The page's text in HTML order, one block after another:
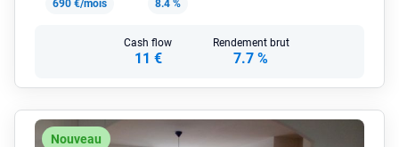
690 €/mois
8.4 %
Cash flow
11 €
Rendement brut
7.7 %
Nouveau